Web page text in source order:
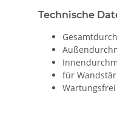
Technische
für
Wartungsfrei